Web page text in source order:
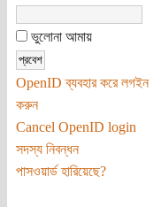
ভুলোনা আমায়
OpenID ব্যবহার করে লগইন
করুন
Cancel OpenID login
সদস্য নিবন্ধন
পাসওয়ার্ড হারিয়েছে?